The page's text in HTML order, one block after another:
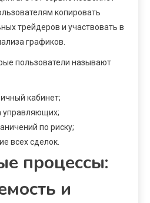
копировать
трейдеров и участвовать в
графиков.
пользователи называют
кабинет;
управляющих;
по риску;
всех сделок.
процессы:
и